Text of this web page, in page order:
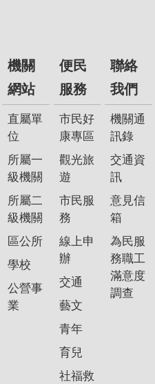
機關
網站
直屬單
位
所屬一
級機關
所屬二
級機關
區公所
學校
公營事
業
便民
服務
市民好
康專區
觀光旅
遊
市民服
務
線上申
辦
交通
藝文
青年
育兒
社福救
聯絡
我們
機關通
訊錄
交通資
訊
意見信
箱
為民服
務職工
滿意度
調查